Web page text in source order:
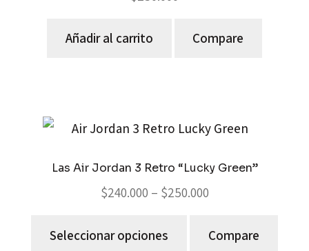
Añadir al carrito Compare
Las Air Jordan 3 Retro “Lucky Green”
$240.000 – $250.000
Seleccionar opciones Compare